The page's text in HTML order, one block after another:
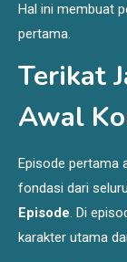
Hal ini membuat
pertama.
Terikat
Awal
Episode pertama
fondasi dari
Episode. Di
karakter utama